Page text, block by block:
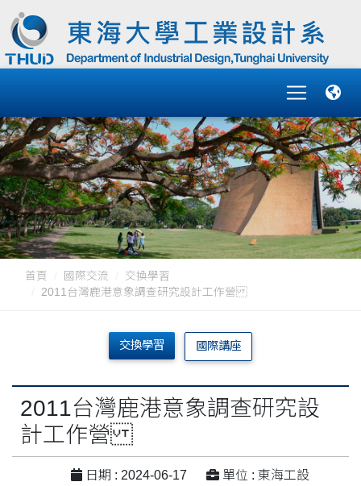
首頁 國際交流
交換學習
2011台灣鹿港意象調查研究設計工作營
交換學習 國際講座
2011台灣鹿港意象調查研究設
計工作營
日期 : 2024-06-17
單位 : 東海工設